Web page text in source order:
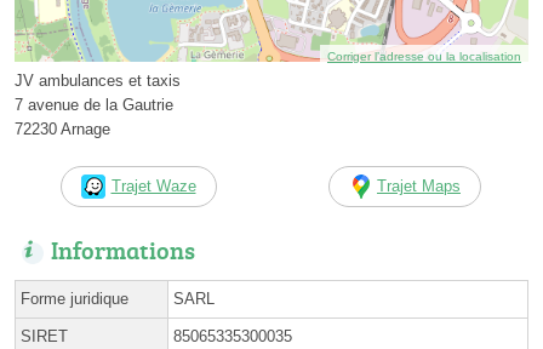
Corriger l’adresse ou la localisation
JV ambulances et taxis
7 avenue de la Gautrie
72230 Arnage
Trajet Waze Trajet Maps
Informations
Forme juridique SARL
SIRET 85065335300035